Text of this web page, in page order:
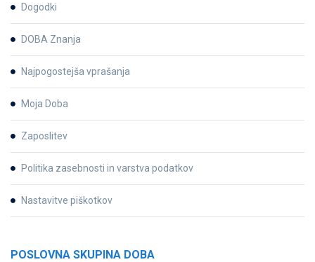
Dogodki
DOBA Znanja
Najpogostejša vprašanja
Moja Doba
Zaposlitev
Politika zasebnosti in varstva podatkov
Nastavitve piškotkov
POSLOVNA SKUPINA DOBA